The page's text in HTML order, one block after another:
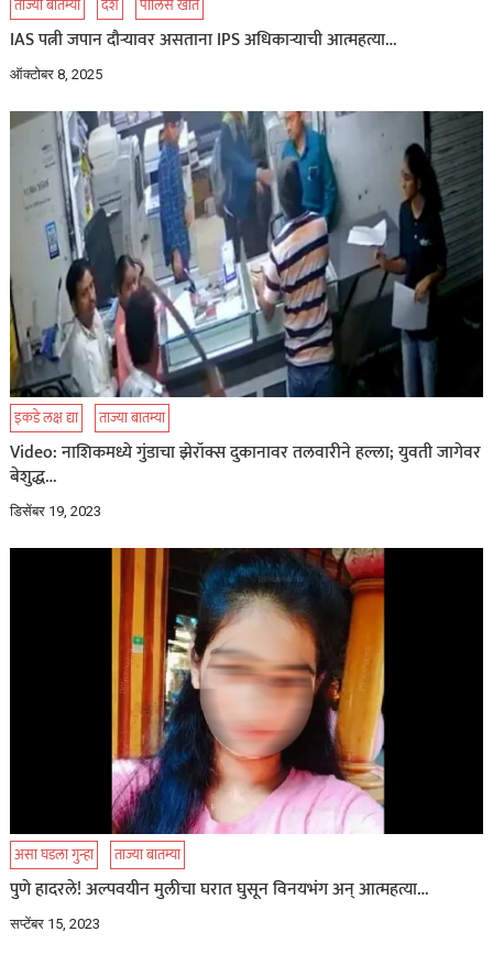
ताज्या बातम्या देश पोलिस खाते
IAS पत्नी जपान दौऱ्यावर असताना IPS अधिकाऱ्याची आत्महत्या…
ऑक्टोबर 8, 2025
इकडे लक्ष द्या ताज्या बातम्या
Video: नाशिकमध्ये गुंडाचा झेरॉक्स दुकानावर तलवारीने हल्ला; युवती जागेवर
बेशुद्ध…
डिसेंबर 19, 2023
असा घडला गुन्हा ताज्या बातम्या
पुणे हादरले! अल्पवयीन मुलीचा घरात घुसून विनयभंग अन् आत्महत्या…
सप्टेंबर 15, 2023